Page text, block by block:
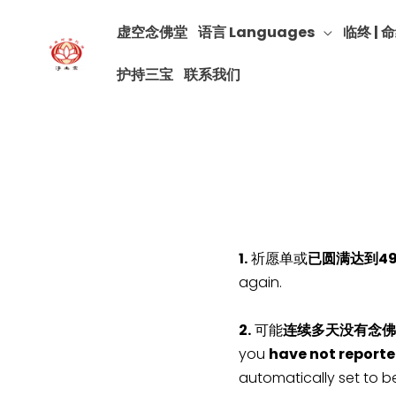
虚空念佛堂 语言 Languages 临终 |
护持三宝 联系我们
1.祈愿单或已圆满达到
again.
2.可能连续多天没有念
you have not
automatically set to